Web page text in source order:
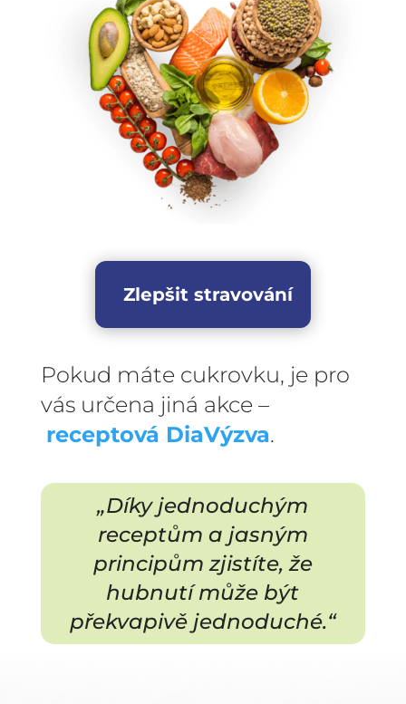
Zlepšit stravování
Pokud máte cukrovku, je pro
vás určena jiná akce –
receptová DiaVýzva.
„Díky jednoduchým
receptům a jasným
principům zjistíte, že
hubnutí může být
překvapivě jednoduché.“